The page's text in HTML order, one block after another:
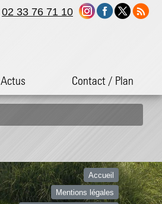
Actus Contact / Plan
02 33 76 71 10
Accueil
Mentions légales